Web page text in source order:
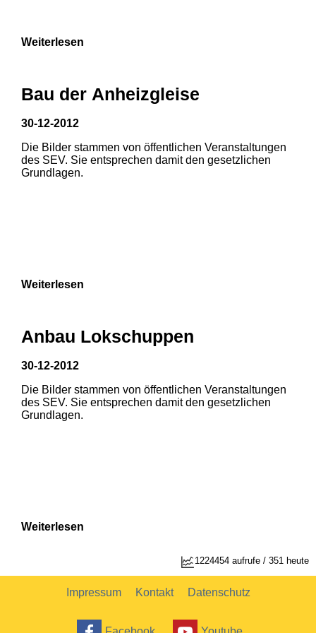
1 2 3
1 2
2
Weiterlesen
Bau der Anheizgleise
30-12-2012
Die Bilder stammen von öffentlichen Veranstaltungen
des SEV. Sie entsprechen damit den gesetzlichen
Grundlagen.
Weiterlesen
Anbau Lokschuppen
30-12-2012
Die Bilder stammen von öffentlichen Veranstaltungen
des SEV. Sie entsprechen damit den gesetzlichen
Grundlagen.
Weiterlesen
1224454 aufrufe / 351 heute
Impressum Kontakt Datenschutz